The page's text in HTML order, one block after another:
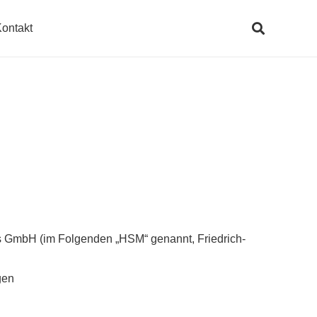
(im Folgenden „HSM“ genannt, Friedrich-